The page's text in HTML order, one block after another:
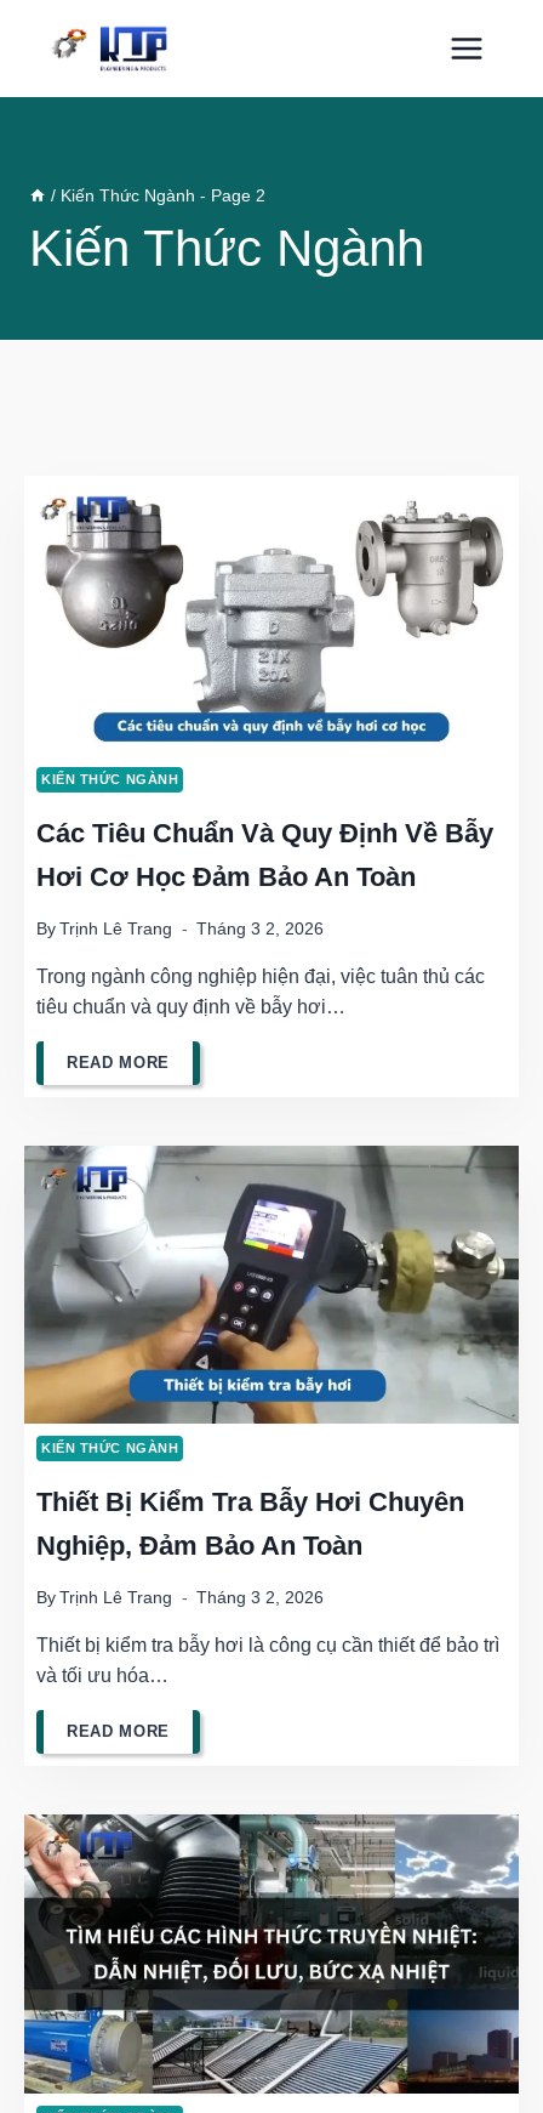
/ Kiến Thức Ngành - Page 2
Kiến Thức Ngành
KIẾN THỨC NGÀNH
Các Tiêu Chuẩn Và Quy Định Về Bẫy
Hơi Cơ Học Đảm Bảo An Toàn
ByTrịnh Lê Trang Tháng 3 2, 2026
Trong ngành công nghiệp hiện đại, việc tuân thủ các
tiêu chuẩn và quy định về bẫy hơi…
READ MORE
CHUẨN
QUY
ĐỊNH
VỀ
BẪY
CƠ
HỌC
ĐẢM
KIẾN THỨC NGÀNH
Thiết Bị Kiểm Tra Bẫy Hơi Chuyên
Nghiệp, Đảm Bảo An Toàn
ByTrịnh Lê Trang Tháng 3 2, 2026
Thiết bị kiểm tra bẫy hơi là công cụ cần thiết để bảo trì
và tối ưu hóa…
READ MORE
KIỂM
TRA
BẪY
HƠI
CHUYÊN
NGHIỆP,
ĐẢM